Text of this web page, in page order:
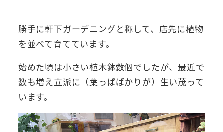
勝手に軒下ガーデニングと称して、店先に植物
を並べて育てています。
始めた頃は小さい植木鉢数個でしたが、最近で
数も増え立派に（葉っぱばかりが）生い茂って
います。